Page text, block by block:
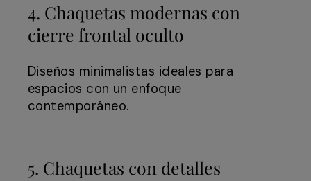
4. Chaquetas modernas con
cierre frontal oculto
Diseños minimalistas ideales para
espacios con un enfoque
contemporáneo.
5. Chaquetas con detalles